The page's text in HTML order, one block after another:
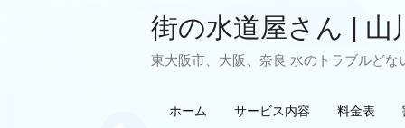
街の水道屋さん | 山
東大阪市、大阪、奈良 水のトラブルどな
ホーム サービス内容 料金表